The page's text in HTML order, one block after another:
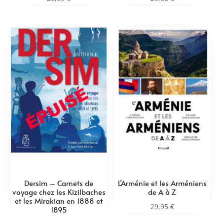
Dersim – Carnets de
voyage chez les Kizilbaches
et les Mirakian en 1888 et
1895
L’Arménie et les Arméniens
de A à Z
29,95 €